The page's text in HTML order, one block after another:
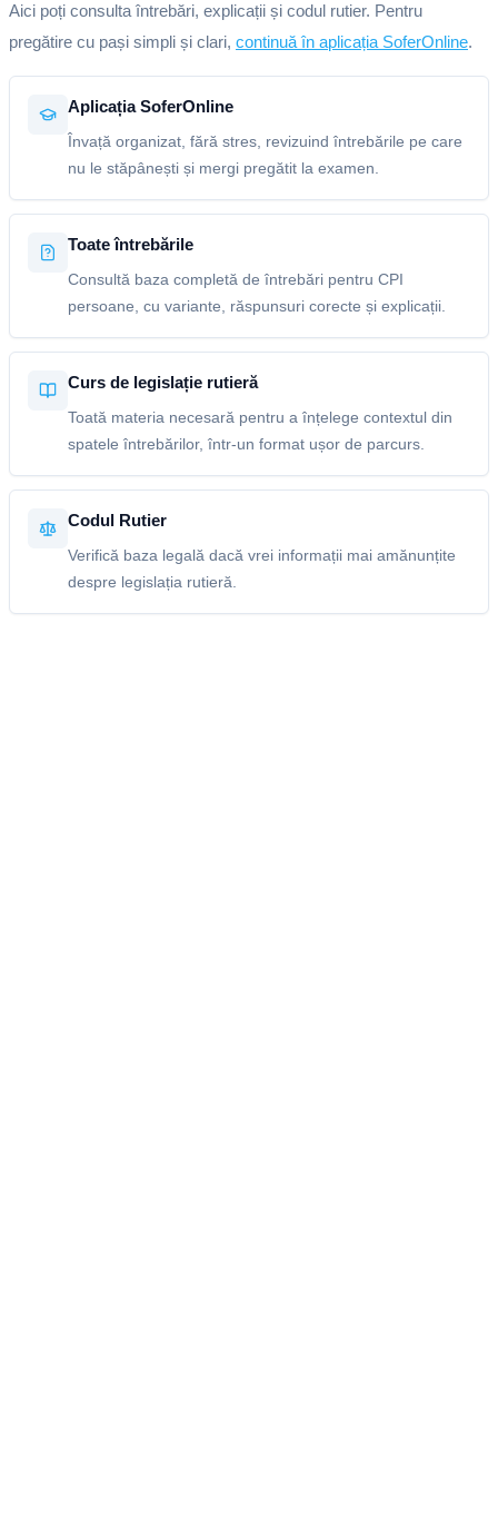
Aici poți consulta întrebări, explicații și codul rutier. Pentru
pregătire cu pași simpli și clari, continuă în aplicația SoferOnline.
Aplicația SoferOnline
Învață organizat, fără stres, revizuind întrebările pe care
nu le stăpânești și mergi pregătit la examen.
Toate întrebările
Consultă baza completă de întrebări pentru CPI
persoane, cu variante, răspunsuri corecte și explicații.
Curs de legislație rutieră
Toată materia necesară pentru a înțelege contextul din
spatele întrebărilor, într-un format ușor de parcurs.
Codul Rutier
Verifică baza legală dacă vrei informații mai amănunțite
despre legislația rutieră.